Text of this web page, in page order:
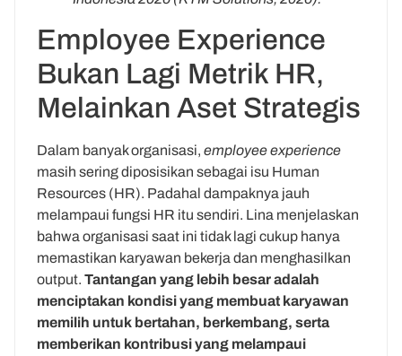
Employee Experience
Bukan Lagi Metrik HR,
Melainkan Aset Strategis
Dalam banyak organisasi, employee experience
masih sering diposisikan sebagai isu Human
Resources (HR). Padahal dampaknya jauh
melampaui fungsi HR itu sendiri. Lina menjelaskan
bahwa organisasi saat ini tidak lagi cukup hanya
memastikan karyawan bekerja dan menghasilkan
output. Tantangan yang lebih besar adalah
menciptakan kondisi yang membuat karyawan
memilih untuk bertahan, berkembang, serta
memberikan kontribusi yang melampaui